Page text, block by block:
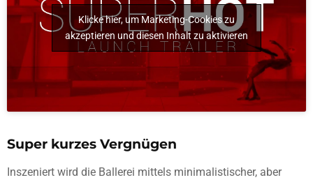
Klicke hier, um Marketing-Cookies zu
akzeptieren und diesen Inhalt zu aktivieren
Super kurzes Vergnügen
Inszeniert wird die Ballerei mittels minimalistischer, aber